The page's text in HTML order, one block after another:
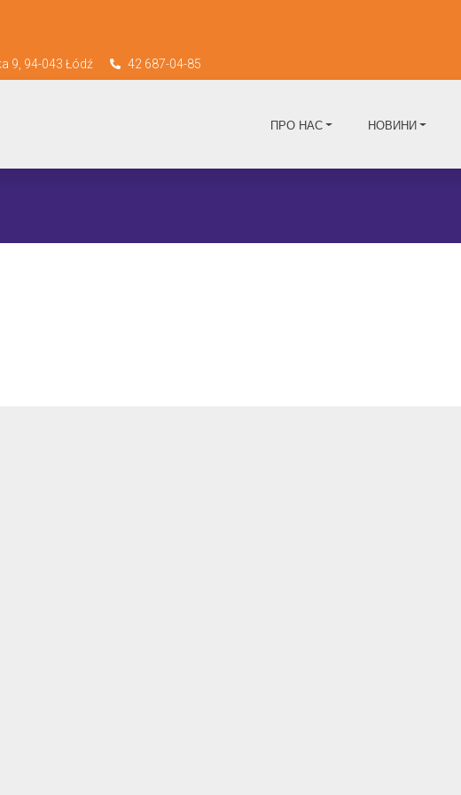
9, 94-043 Łódź 42 687-04-85
ПРО НАС НОВИНИ